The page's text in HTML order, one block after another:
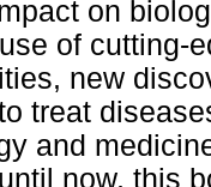
on
of cutting-
new
treat
and
now, this